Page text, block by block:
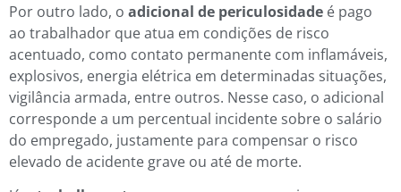
Por outro lado, o adicional de periculosidade é pago
ao trabalhador que atua em condições de risco
acentuado, como contato permanente com inflamáveis,
explosivos, energia elétrica em determinadas situações,
vigilância armada, entre outros. Nesse caso, o adicional
corresponde a um percentual incidente sobre o salário
do empregado, justamente para compensar o risco
elevado de acidente grave ou até de morte.